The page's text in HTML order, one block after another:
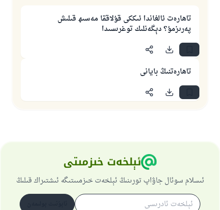
تاھارەت ئالغاندا ئىككى قۇلاققا مەسىھ قىلىش
پەرىزمۇ؟ دېگەنلىك توغرىسىدا
تاھارەتنىڭ بايانى
ئېلخەت خىزمىتى
ئىسلام سوئال جاۋاپ تورىنىڭ ئېلخەت خىزمىىتىگە ئىشتىراك قىلىڭ